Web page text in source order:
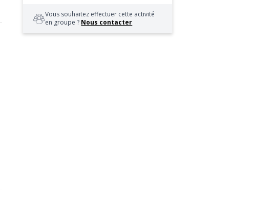
Vous souhaitez effectuer cette activité
en groupe ? Nous contacter